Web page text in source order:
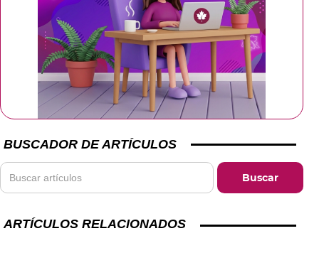
BUSCADOR DE ARTÍCULOS
ARTÍCULOS RELACIONADOS